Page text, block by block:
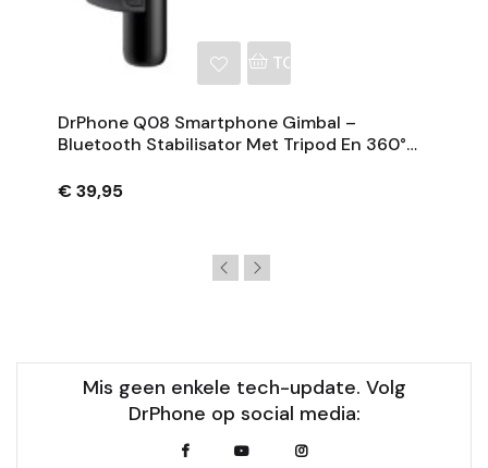
TOEVOEGEN AAN
DrPhone Q08 Smartphone Gimbal –
Bluetooth Stabilisator Met Tripod En 360°
€ 39,95
Mis geen enkele tech-update. Volg
DrPhone op social media: